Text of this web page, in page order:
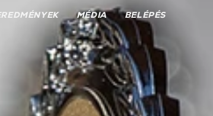
MÉDIA BELÉPÉS